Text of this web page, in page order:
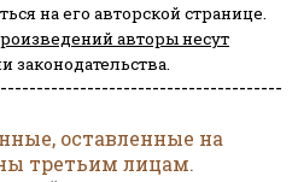
на его авторской странице.
авторы несут
законодательства.
оставленные на
третьим лицам.